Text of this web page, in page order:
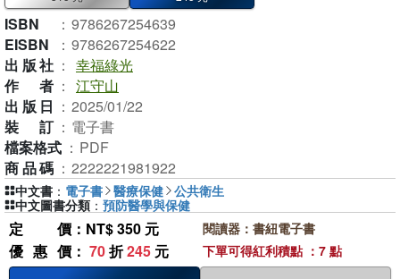
ISBN ： 9786267254639
EISBN
： 9786267254622
出版社 ： 幸福綠光
作者 ： 江守山
出版日 ： 2025/01/22
裝訂 ： 電子書
檔案格式 ： PDF
商品碼 ： 2222221981922
定價 ：NT$ 350 元
優惠價 ： 70折245 元
閱讀器：書紐電子書
下單可得紅利積點 ：7 點
中文書 ： 電子書 醫療保健 公共衛生
中文圖書分類 ： 預防醫學與保健